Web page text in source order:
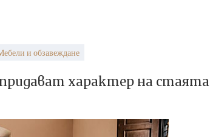
и обзавеждане
характер на стаята